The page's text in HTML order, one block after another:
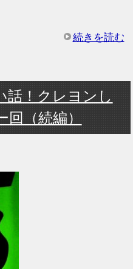
続きを読む
話！クレヨンし
（続編）